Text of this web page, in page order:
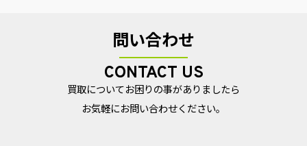
問い合わせ
CONTACT US
買取についてお困りの事がありましたら
お気軽にお問い合わせください。